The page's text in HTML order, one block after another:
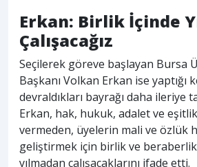
Erkan: Birlik İçinde
Çalışacağız
Seçilerek göreve başlayan Bursa
Başkanı Volkan Erkan ise yaptığı
devraldıkları bayrağı daha ileriye
Erkan, hak, hukuk, adalet ve
vermeden, üyelerin mali ve özlük
geliştirmek için birlik ve
yılmadan çalışacaklarını ifade etti.